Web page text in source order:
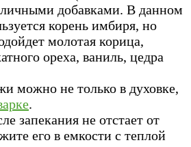
добавками. В данном
корень имбиря, но
молотая корица,
ореха, ваниль, цедра
можно не только в духовке,
.
запекания не отстает от
его в емкости с теплой